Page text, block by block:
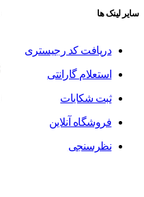
سایر لینک ها
دریافت کد رجیستری
استعلام گارانتی
ثبت شکایات
فروشگاه آنلاین
نظرسنجی